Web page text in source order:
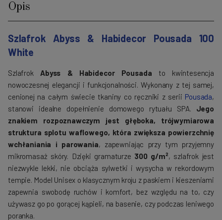
Opis
Szlafrok Abyss & Habidecor Pousada 100
White
Szlafrok Abyss & Habidecor Pousada to kwintesencja
nowoczesnej elegancji i funkcjonalności. Wykonany z tej samej,
cenionej na całym świecie tkaniny co ręczniki z serii Pousada,
stanowi idealne dopełnienie domowego rytuału SPA. Jego
znakiem rozpoznawczym jest głęboka, trójwymiarowa
struktura splotu waflowego, która zwiększa powierzchnię
wchłaniania i parowania, zapewniając przy tym przyjemny
mikromasaż skóry. Dzięki gramaturze 300 g/m², szlafrok jest
niezwykle lekki, nie obciąża sylwetki i wysycha w rekordowym
tempie. Model Unisex o klasycznym kroju z paskiem i kieszeniami
zapewnia swobodę ruchów i komfort, bez względu na to, czy
używasz go po gorącej kąpieli, na basenie, czy podczas leniwego
poranka.